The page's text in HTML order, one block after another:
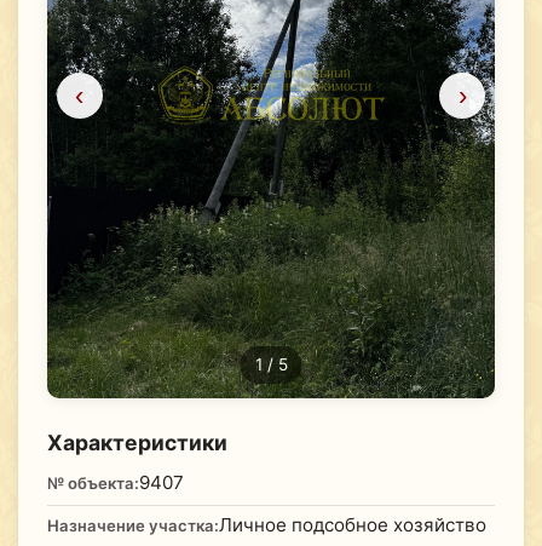
‹ ›
1/ 5
Характеристики
№ объекта:9407
Назначение участка:Личное подсобное хозяйство